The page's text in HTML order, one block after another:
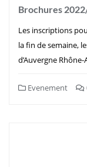
Brochures
Les inscriptions
la fin de semaine,
d’Auvergne
Evenement